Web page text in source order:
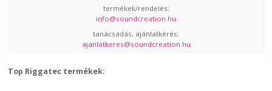
termékek/rendelés:
info@soundcreation.hu
tanácsadás, ajánlatkérés:
ajanlatkeres@soundcreation.hu
Top Riggatec termékek: